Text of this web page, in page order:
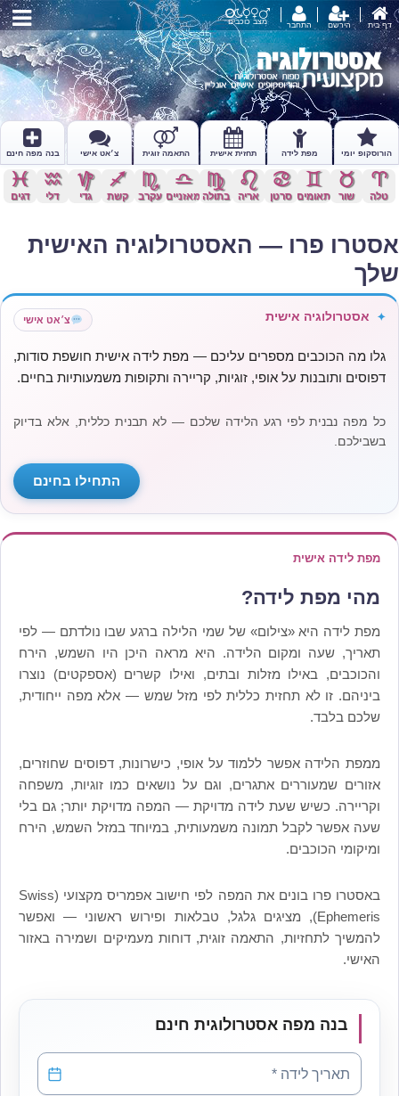
דף בית הירשם התחבר מצב כוכבים
הורוסקופ יומי מפת לידה תחזית אישית התאמה זוגית צ׳אט אישי בנה מפה חינם
a
טלה
s
שור
d
תאומים
f
סרטן
g
אריה
h
בתולה
j
מאזניים
k
עקרב
l
קשת
z
גדי
x
דלי
c
דגים
אסטרו פרו — האסטרולוגיה האישית
שלך
✦ אסטרולוגיה אישית צ׳אט אישי
גלו מה הכוכבים מספרים עליכם — מפת לידה אישית חושפת סודות,
דפוסים ותובנות על אופי, זוגיות, קריירה ותקופות משמעותיות בחיים.
כל מפה נבנית לפי רגע הלידה שלכם — לא תבנית כללית, אלא בדיוק
בשבילכם.
התחילו בחינם
מפת לידה אישית
מהי מפת לידה?
מפת לידה היא «צילום» של שמי הלילה ברגע שבו נולדתם — לפי
תאריך, שעה ומקום הלידה. היא מראה היכן היו השמש, הירח
והכוכבים, באילו מזלות ובתים, ואילו קשרים (אספקטים) נוצרו
ביניהם. זו לא תחזית כללית לפי מזל שמש — אלא מפה ייחודית,
שלכם בלבד.
ממפת הלידה אפשר ללמוד על אופי, כישרונות, דפוסים שחוזרים,
אזורים שמעוררים אתגרים, וגם על נושאים כמו זוגיות, משפחה
וקריירה. כשיש שעת לידה מדויקת — המפה מדויקת יותר; גם בלי
שעה אפשר לקבל תמונה משמעותית, במיוחד במזל השמש, הירח
ומיקומי הכוכבים.
באסטרו פרו בונים את המפה לפי חישוב אפמריס מקצועי (Swiss
Ephemeris), מציגים גלגל, טבלאות ופירוש ראשוני — ואפשר
להמשיך לתחזיות, התאמה זוגית, דוחות מעמיקים ושמירה באזור
האישי.
בנה מפה אסטרולוגית חינם
תאריך לידה
תאריך לידה *